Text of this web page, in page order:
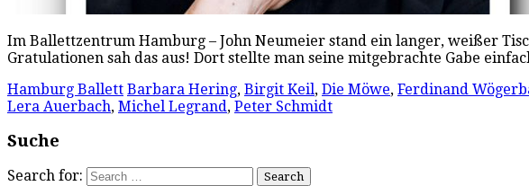
Im Ballettzentrum Hamburg – John Neumeier stand ein langer, weißer
Gratulationen sah das aus! Dort stellte man seine mitgebrachte Gabe
Hamburg Ballett Barbara Hering, Birgit Keil, Die Möwe, Ferdinand
Lera Auerbach, Michel Legrand, Peter Schmidt
Suche
Search for: